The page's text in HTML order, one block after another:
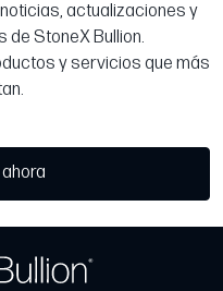
actualizaciones y
StoneX Bullion.
y servicios que más